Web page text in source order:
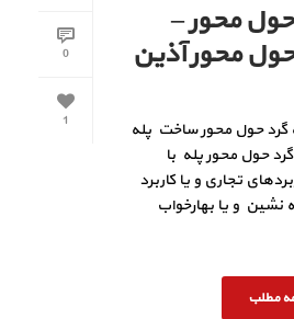
0
1
محور –
حول محور آذین
گرد حول محور ساخت پله
حول محور پله با
تجاری و یا کاربرد
نشین و یا بهارخواب
مطلب